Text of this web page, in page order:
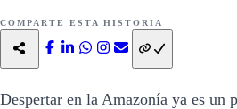
COMPARTE ESTA HISTORIA
Despertar en la Amazonía ya es un